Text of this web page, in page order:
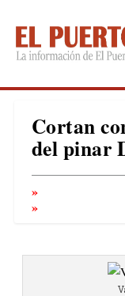
Cortan
del pinar